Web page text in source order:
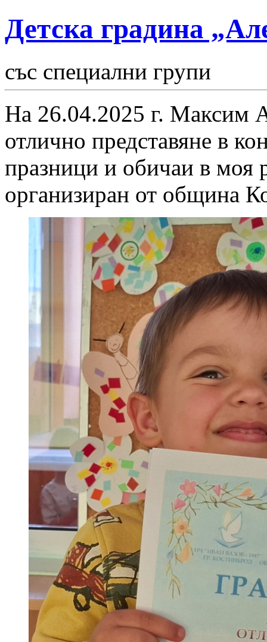
Детска градина
със специални групи
На 26.04.2025 г. Максим
отлично представяне в
празници и обичаи в моя
организиран от община